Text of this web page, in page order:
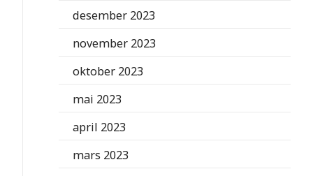
desember 2023
november 2023
oktober 2023
mai 2023
april 2023
mars 2023